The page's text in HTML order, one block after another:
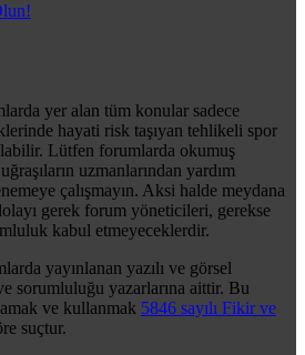
yer alan tüm konular sadece
hayati risk taşıyan tehlikeli spor
Lütfen forumlarda okumuş
uzmanlarından yardım
çalışmayın. Aksi halde meydana
gerek forum yöneticileri, gerekse
kabul etmeyeceklerdir.
yayınlanan yazılı ve görsel
sorumluluğu yazarlarına aittir. Bu
ve kullanmak 5846 sayılı Fikir ve
suçtur.